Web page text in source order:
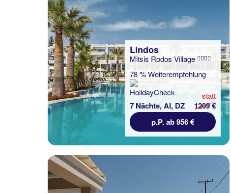
Lindos
Mitsis Rodos Village
78 % Weiterempfehlung
7 Nächte, AI, DZ
statt
1209 €
p.P. ab 956 €